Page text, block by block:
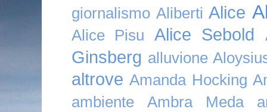
giornalismo Aliberti Alice
Alice Pisu Alice Sebold
Ginsberg alluvione
altrove Amanda Hocking
ambiente
Ambra Meda